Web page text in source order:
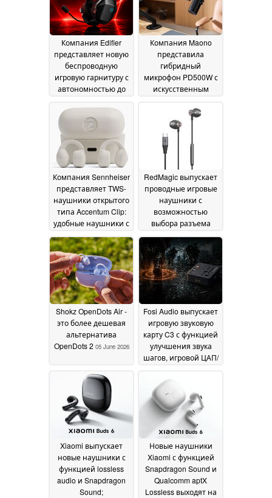
Компания Edifier
представляет новую
беспроводную
игровую гарнитуру с
автономностью до
Компания Maono
представила
гибридный
микрофон PD500W с
искусственным
беспроводной
прямой трансляции,
поддерживающий
32-битный звук с
плавающей запятой
и оснащенный
встроенным
рекордером19 June
2026
Компания Sennheiser
представляет TWS-
наушники открытого
типа Accentum Clip:
удобные наушники с
поддержкой Hi-Res
Audio19 June 2026
RedMagic выпускает
проводные игровые
наушники с
возможностью
выбора разъема
08
June 2026
Shokz OpenDots Air -
это более дешевая
альтернатива
OpenDots 2 05 June 2026
Fosi Audio выпускает
игровую звуковую
карту C3 с функцией
улучшения звука
шагов, игровой ЦАП/
Xiaomi выпускает
новые наушники с
функцией lossless
audio и Snapdragon
Sound;
Новые наушники
Xiaomi с функцией
Snapdragon Sound и
Qualcomm aptX
Lossless выходят на